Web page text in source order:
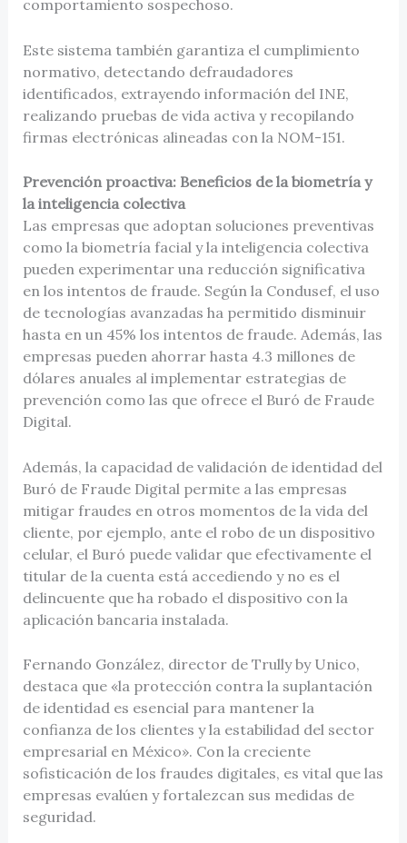
comportamiento sospechoso.
Este sistema también garantiza el cumplimiento
normativo, detectando defraudadores
identificados, extrayendo información del INE,
realizando pruebas de vida activa y recopilando
firmas electrónicas alineadas con la NOM-151.
Prevención proactiva: Beneficios de la biometría y
la inteligencia colectiva
Las empresas que adoptan soluciones preventivas
como la biometría facial y la inteligencia colectiva
pueden experimentar una reducción significativa
en los intentos de fraude. Según la Condusef, el uso
de tecnologías avanzadas ha permitido disminuir
hasta en un 45% los intentos de fraude. Además, las
empresas pueden ahorrar hasta 4.3 millones de
dólares anuales al implementar estrategias de
prevención como las que ofrece el Buró de Fraude
Digital.
Además, la capacidad de validación de identidad del
Buró de Fraude Digital permite a las empresas
mitigar fraudes en otros momentos de la vida del
cliente, por ejemplo, ante el robo de un dispositivo
celular, el Buró puede validar que efectivamente el
titular de la cuenta está accediendo y no es el
delincuente que ha robado el dispositivo con la
aplicación bancaria instalada.
Fernando González, director de Trully by Unico,
destaca que «la protección contra la suplantación
de identidad es esencial para mantener la
confianza de los clientes y la estabilidad del sector
empresarial en México». Con la creciente
sofisticación de los fraudes digitales, es vital que las
empresas evalúen y fortalezcan sus medidas de
seguridad.